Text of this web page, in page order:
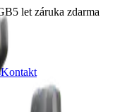
5 let záruka zdarma
Kontakt